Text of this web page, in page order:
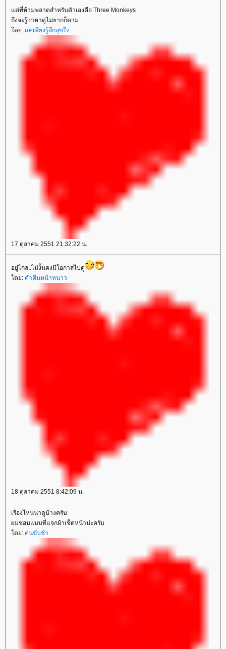
ต่ที่ห้ามพลาดสำหรับตัวเองคือ Three Monkeys
ถึงจะรู้ว่าหาดูไม่ยากก็ตาม
ดย: ค่เพียงรู้สึกสุขใจ
17 ตุลาคม 2551 21:32:22 น.
อยู่ไกล..ไม่งั้นคงมีโอกาสไปดู
ดย: ค่ำคืนหน้าหนาว
18 ตุลาคม 2551 8:42:09 น.
เรื่องไหนน่าดูบ้างครับ
ผมชอบแบบที่แจกผ้าเช็ดหน้าน่ะครับ
ดย: คนขับช้า